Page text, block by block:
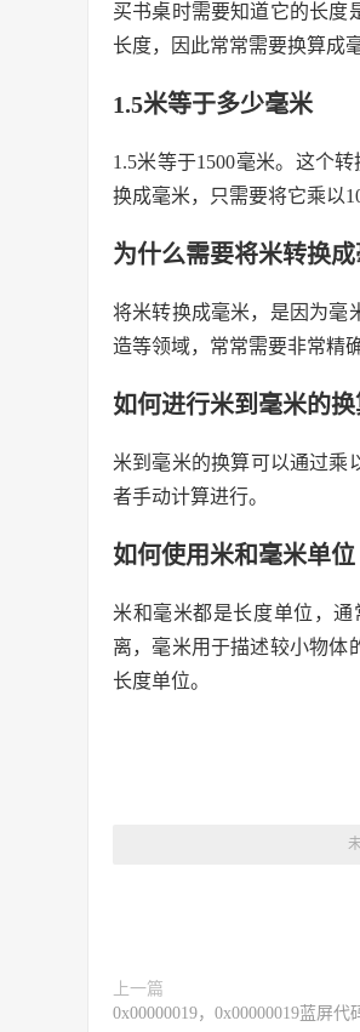
买书桌时需要知道它的长度
长度，因此常常需要换算成毫
1.5米等于多少毫米
1.5米等于1500毫米。这个
换成毫米，只需要将它乘以
为什么需要将米转换
将米转换成毫米，是因为毫
造等领域，常常需要非常精
如何进行米到毫米的换
米到毫米的换算可以通过乘
者手动计算进行。
如何使用米和毫米单位
米和毫米都是长度单位，
离，毫米用于描述较小物体
长度单位。
上一篇
0x00000019，0x00000019蓝屏